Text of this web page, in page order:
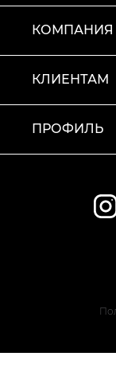
КОМПАНИЯ
КЛИЕНТАМ
ПРОФИЛЬ